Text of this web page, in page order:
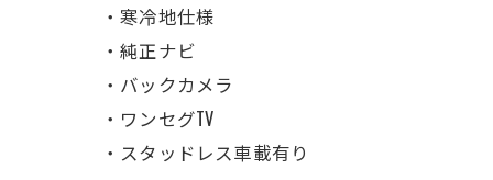
・寒冷地仕様
・純正ナビ
・バックカメラ
・ワンセグTV
・スタッドレス車載有り